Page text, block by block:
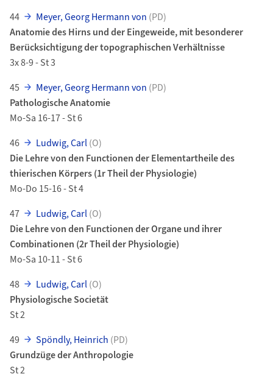
44
Meyer, Georg Hermann von (PD)
Anatomie des Hirns und der Eingeweide, mit besonderer
Berücksichtigung der topographischen Verhältnisse
3x 8-9 - St 3
45
Meyer, Georg Hermann von (PD)
Pathologische Anatomie
Mo-Sa 16-17 - St 6
46
Ludwig, Carl(O)
Die Lehre von den Functionen der Elementartheile des
thierischen Körpers (1r Theil der Physiologie)
Mo-Do 15-16 - St 4
47
Ludwig, Carl(O)
Die Lehre von den Functionen der Organe und ihrer
Combinationen (2r Theil der Physiologie)
Mo-Sa 10-11 - St 6
48
Ludwig, Carl(O)
Physiologische Societät
St 2
49
Spöndly, Heinrich (PD)
Grundzüge der Anthropologie
St 2